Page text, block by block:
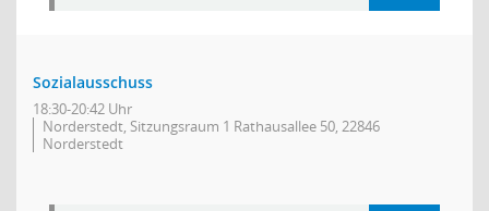
Sozialausschuss
18:30-20:42 Uhr
Norderstedt, Sitzungsraum 1 Rathausallee 50, 22846
Norderstedt